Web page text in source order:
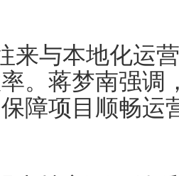
来与本地化运
。蒋梦南强调
障项目顺畅运